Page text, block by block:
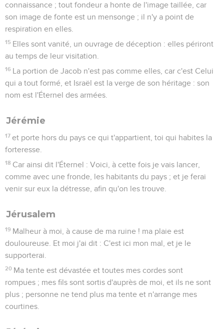
connaissance ; tout fondeur a honte de l'image taillée, car
son image de fonte est un mensonge ; il n'y a point de
respiration en elles.
15 Elles sont vanité, un ouvrage de déception : elles périront
au temps de leur visitation.
16 La portion de Jacob n'est pas comme elles, car c'est Celui
qui a tout formé, et Israël est la verge de son héritage : son
nom est l'Éternel des armées.
Jérémie
17 et porte hors du pays ce qui t'appartient, toi qui habites la
forteresse.
18 Car ainsi dit l'Éternel : Voici, à cette fois je vais lancer,
comme avec une fronde, les habitants du pays ; et je ferai
venir sur eux la détresse, afin qu'on les trouve.
Jérusalem
19 Malheur à moi, à cause de ma ruine ! ma plaie est
douloureuse. Et moi j'ai dit : C'est ici mon mal, et je le
supporterai.
20 Ma tente est dévastée et toutes mes cordes sont
rompues ; mes fils sont sortis d'auprès de moi, et ils ne sont
plus ; personne ne tend plus ma tente et n'arrange mes
courtines.